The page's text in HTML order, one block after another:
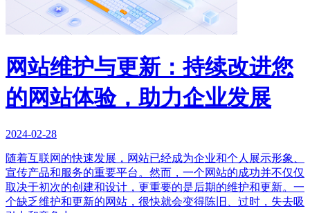
网站维护与更新：持续改进您
的网站体验，助力企业发展
2024-02-28
随着互联网的快速发展，网站已经成为企业和个人展示形象、
宣传产品和服务的重要平台。然而，一个网站的成功并不仅仅
取决于初次的创建和设计，更重要的是后期的维护和更新。一
个缺乏维护和更新的网站，很快就会变得陈旧、过时，失去吸